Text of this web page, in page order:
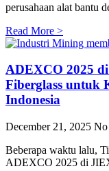
perusahaan alat bantu
Read More >
ADEXCO 2025
Fiberglass untuk
Indonesia
December 21, 2025 No
Beberapa waktu lalu,
ADEXCO 2025 di